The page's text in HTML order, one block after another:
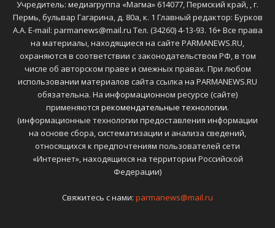
Учредитель: медиагруппа «Магма» 614077, Пермский край, , г.
Пермь, бульвар Гагарина, д. 80а, к. 1 Главный редактор: Бурков
А.А. E-mail: parmanews@mail.ru Тел. (34260) 4-13-93. 16+ Все права
на материалы, находящиеся на сайте PARMANEWS.RU,
охраняются в соответствии с законодательством РФ, в том
числе об авторском праве и смежных правах. При любом
использовании материалов сайта ссылка на PARMANEWS.RU
обязательна. На информационном ресурсе (сайте)
применяются рекомендательные технологии.
(информационные технологии предоставления информации
на основе сбора, систематизации и анализа сведений,
относящихся к предпочтениям пользователей сети
«Интернет», находящихся на территории Российской
Федерации)
Свяжитесь с нами: parmanews@mail.ru